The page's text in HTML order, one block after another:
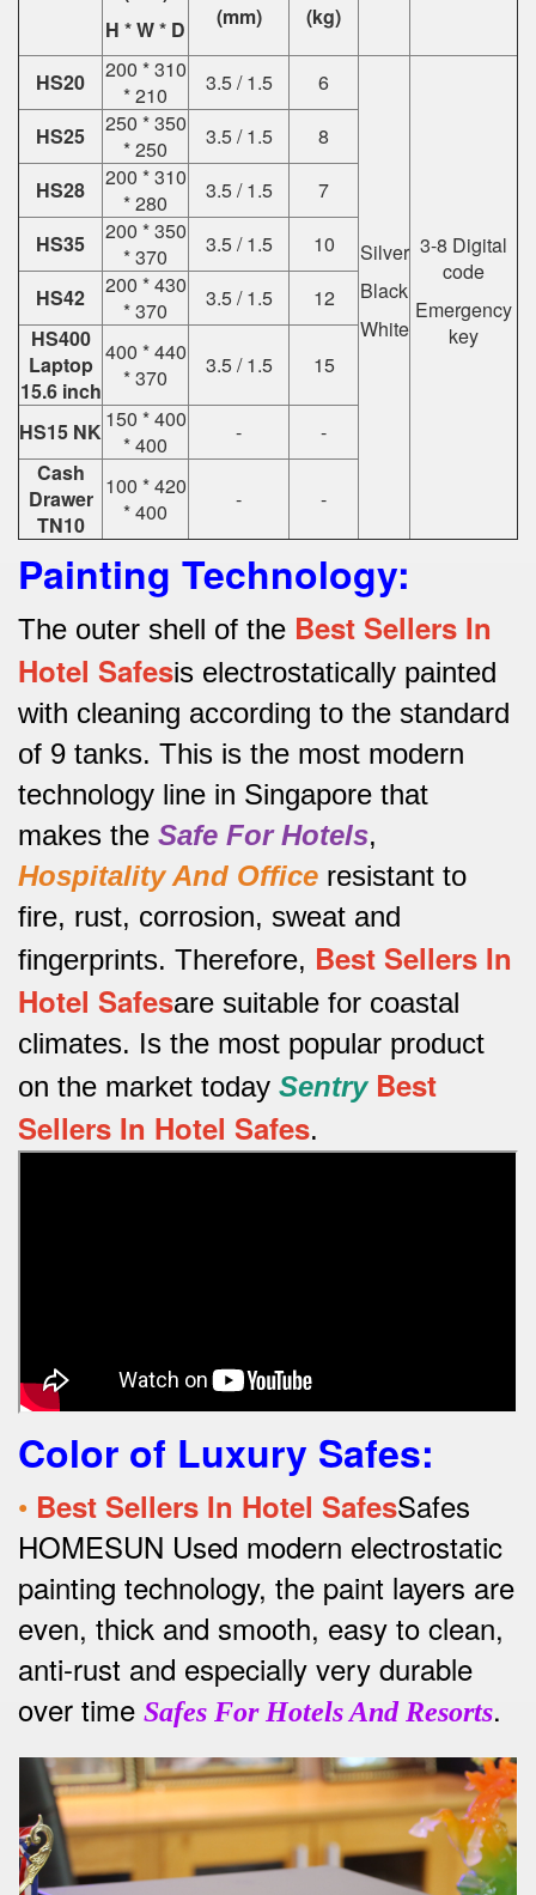
H * W * D
(mm) (kg)
HS20
200 * 310
* 210
3.5 / 1.5 6
Silver
Black
White
3-8 Digital
code
Emergency
key
HS25
250 * 350
* 250
3.5 / 1.5
8
HS28
200 * 310
* 280
3.5 / 1.5
7
HS35
200 * 350
* 370
3.5 / 1.5
10
HS42
200 * 430
* 370
3.5 / 1.5
12
HS400
Laptop
15.6 inch
400 * 440
* 370
3.5 / 1.5 15
HS15 NK150 * 400
* 400
-
-
Cash
Drawer
TN10
100 * 420
* 400
- -
Painting Technology:
The outer shell of the Best Sellers In
Hotel Safesis electrostatically painted
with cleaning according to the standard
of 9 tanks. This is the most modern
technology line in Singapore that
makes the Safe For Hotels,
Hospitality And Office resistant to
fire, rust, corrosion, sweat and
fingerprints. Therefore, Best Sellers In
Hotel Safesare suitable for coastal
climates. Is the most popular product
on the market today Sentry Best
Sellers In Hotel Safes.
Color of Luxury Safes:
• Best Sellers In Hotel SafesSafes
HOMESUN Used modern electrostatic
painting technology, the paint layers are
even, thick and smooth, easy to clean,
anti-rust and especially very durable
over time Safes For Hotels And Resorts.